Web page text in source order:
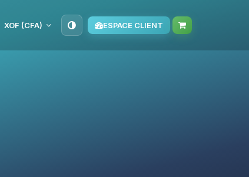
XOF (CFA) ESPACE CLIENT